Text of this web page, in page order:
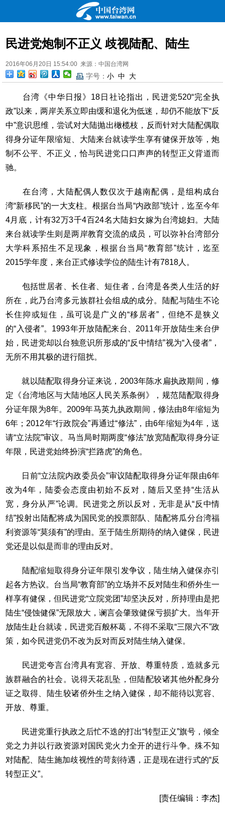
民进党炮制不正义 歧视陆配、陆生
2016年06月20日 15:54:00 来源：中国台湾网
字号： 小 中 大
台湾《中华日报》18日社论指出，民进党520“完全执
政”以来，两岸关系立即由缓和退化为低迷，却仍不能放下“反
中”意识思维，尝试对大陆抛出橄榄枝，反而针对大陆配偶取
得身分证年限缩短、大陆来台就读学生享有健保开放等，炮
制不公平、不正义，恰与民进党口口声声的转型正义背道而
驰。
在台湾，大陆配偶人数仅次于越南配偶，是组构成台
湾“新移民”的一大支柱。根据台当局“内政部”统计，迄至今年
4月底，计有32万3千4百24名大陆妇女嫁为台湾媳妇。大陆
来台就读学生则是两岸教育交流的成员，可以弥补台湾部分
大学科系招生不足现象，根据台当局“教育部”统计，迄至
2015学年度，来台正式修读学位的陆生计有7818人。
包括世居者、长住者、短住者，台湾是各类人生活的好
所在，此乃台湾多元族群社会组成的成分。陆配与陆生不论
长住抑或短住，虽可说是广义的“移居者”，但绝不是狭义
的“入侵者”。1993年开放陆配来台、2011年开放陆生来台伊
始，民进党却以台独意识所形成的“反中情结”视为“入侵者”，
无所不用其极的进行阻扰。
就以陆配取得身分证来说，2003年陈水扁执政期间，修
定《台湾地区与大陆地区人民关系条例》，规范陆配取得身
分证年限为8年。2009年马英九执政期间，修法由8年缩短为
6年；2012年“行政院会”再通过“修法”，由6年缩短为4年，送
请“立法院”审议。马当局时期两度“修法”放宽陆配取得身分证
年限，民进党始终扮演“拦路虎”的角色。
日前“立法院内政委员会”审议陆配取得身分证年限由6年
改为4年，陆委会态度由初始不反对，随后又坚持“生活从
宽，身分从严”论调。民进党之所以反对，无非是从“反中情
结”投射出陆配将成为国民党的投票部队、陆配将瓜分台湾福
利资源等“莫须有”的理由。至于陆生所期待的纳入健保，民进
党还是以似是而非的理由反对。
陆配缩短取得身分证年限引发争议，陆生纳入健保亦引
起各方热议。台当局“教育部”的立场并不反对陆生和侨外生一
样享有健保，但民进党“立院党团”却坚决反对，所持理由是把
陆生“侵蚀健保”无限放大，谰言会肇致健保亏损扩大。当年开
放陆生赴台就读，民进党百般杯葛，不得不采取“三限六不”政
策，如今民进党仍不改为反对而反对陆生纳入健保。
民进党夸言台湾具有宽容、开放、尊重特质，造就多元
族群融合的社会。说得天花乱坠，但陆配较诸其他外配身分
证之取得、陆生较诸侨外生之纳入健保，却不能待以宽容、
开放、尊重。
民进党重行执政之后忙不迭的打出“转型正义”旗号，倾全
党之力并以行政资源对国民党火力全开的进行斗争。殊不知
对陆配、陆生施加歧视性的苛刻待遇，正是现在进行式的“反
转型正义”。
[责任编辑：李杰]